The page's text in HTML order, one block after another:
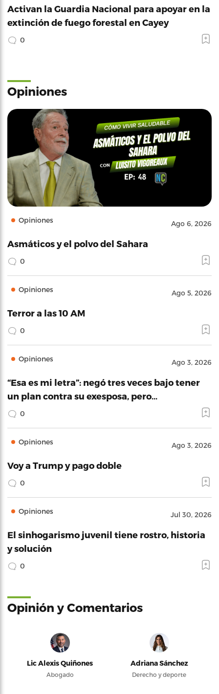
Activan la Guardia Nacional para apoyar en la
extinción de fuego forestal en Cayey
0
Opiniones
Opiniones Ago 6, 2026
Asmáticos y el polvo del Sahara
0
Opiniones Ago 5, 2026
Terror a las 10 AM
0
Opiniones Ago 3, 2026
“Esa es mi letra”: negó tres veces bajo tener
un plan contra su exesposa, pero…
0
Opiniones Ago 3, 2026
Voy a Trump y pago doble
0
Opiniones Jul 30, 2026
El sinhogarismo juvenil tiene rostro, historia
y solución
0
Opinión y Comentarios
Lic Alexis Quiñones
Abogado
Adriana Sánchez
Derecho y deporte